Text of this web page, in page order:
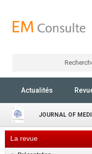
Actualités
JOURNAL OF
La revue